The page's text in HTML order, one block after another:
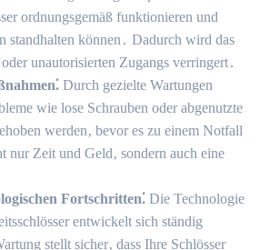
ordnungsgemäß funktionieren und
standhalten können․ Dadurch wird das
unautorisierten Zugangs verringert․
Durch gezielte Wartungen
wie lose Schrauben oder abgenutzte
werden‚ bevor es zu einem Notfall
nur Zeit und Geld‚ sondern auch eine
Fortschritten⁚ Die Technologie
entwickelt sich ständig
stellt sicher‚ dass Ihre Schlösser